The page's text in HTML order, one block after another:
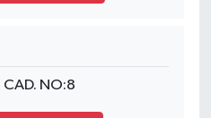
CAD. NO:8